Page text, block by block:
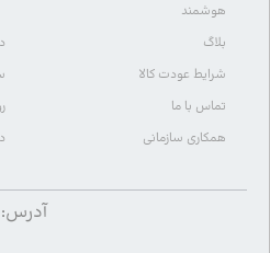
هوشمند
بلاگ
شرایط عودت کالا
تماس با ما
همکاری سازمانی
آدرس: